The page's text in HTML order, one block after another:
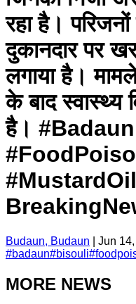
रहा है।
दुकानदार पर
लगाया है।
के बाद स्वास्थ्य
है।
Budaun, Budaun
Jun
#badaun#bisouli#
MORE NEWS